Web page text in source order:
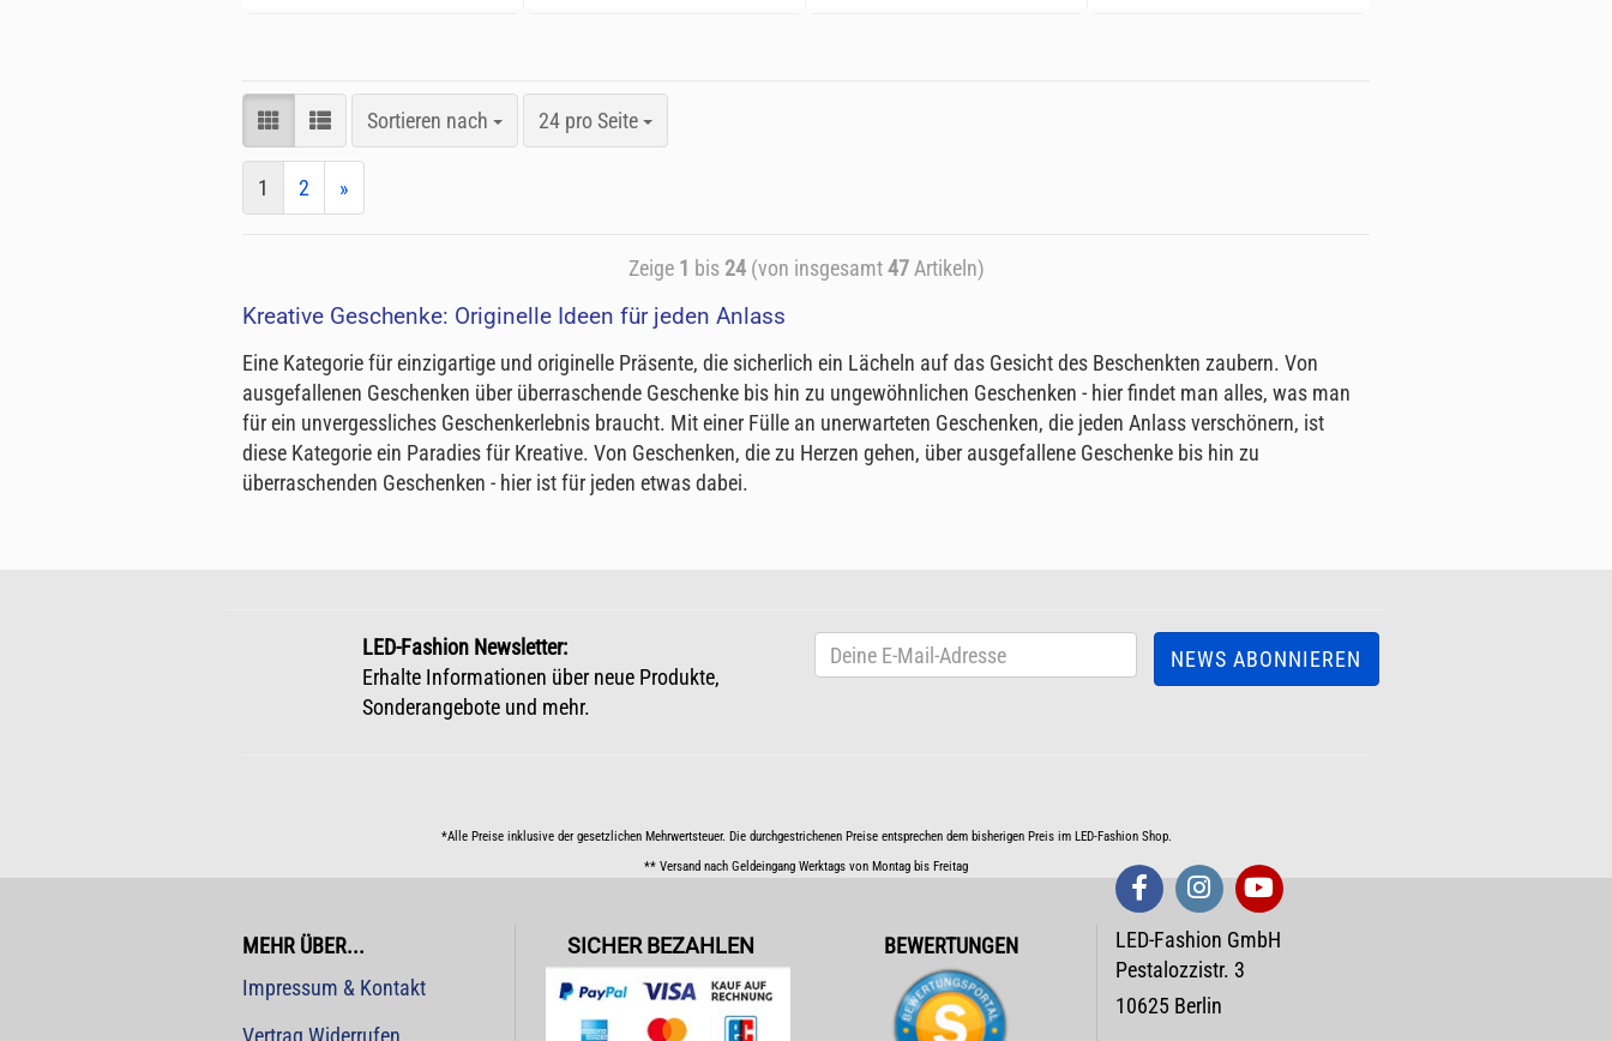
Sortieren nach 24 pro Seite
1 2 »
Zeige 1 bis 24(von insgesamt47Artikeln)
Kreative Geschenke: Originelle Ideen fürjeden Anlass
Eine Kategorie für einzigartige und originelle Präsente, die sicherlich ein Lächeln auf das Gesicht des Beschenkten zaubern. Von
ausgefallenen Geschenken über überraschende Geschenke bis hin zu ungewöhnlichen Geschenken - hier findet man alles, was man
für ein unvergessliches Geschenkerlebnis braucht. Mit einer Fülle an unerwarteten Geschenken, die jeden Anlass verschönern, ist
diese Kategorie ein Paradies für Kreative. Von Geschenken, die zu Herzen gehen, über ausgefallene Geschenke bis hin zu
überraschenden Geschenken - hier ist für jeden etwas dabei.
LED-Fashion Newsletter:
Erhalte Informationen über neue Produkte,
Sonderangebote und mehr.
*Alle Preise inklusive der gesetzlichen Mehrwertsteuer. Die durchgestrichenen Preise entsprechen dem bisherigen Preis im LED-Fashion Shop.
** Versand nach Geldeingang Werktags von Montag bis Freitag
MEHR ÜBER...
Impressum & Kontakt
Vertrag Widerrufen
SICHER BEZAHLEN BEWERTUNGEN
LED-Fashion GmbH
Pestalozzistr. 3
10625 Berlin